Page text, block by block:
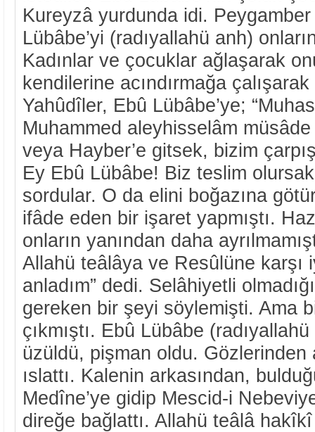
Kureyzâ yurdunda idi.
Lübâbe’yi (radıyallahü anh)
Kadınlar ve çocuklar ağlaşarak
kendilerine acındırmağa
Yahûdîler, Ebû Lübâbe’ye;
Muhammed aleyhisselâm müsâde
veya Hayber’e gitsek, bizim
Ey Ebû Lübâbe! Biz teslim
sordular. O da elini boğazına
ifâde eden bir işaret yapmıştı.
onların yanından daha
Allahü teâlâya ve Resûlüne karşı
anladım” dedi. Selâhiyetli
gereken bir şeyi söylemişti. Ama
çıkmıştı. Ebû Lübâbe
üzüldü, pişman oldu. Gözlerinden
ıslattı. Kalenin arkasından,
Medîne’ye gidip Mescid-i
direğe bağlattı. Allahü teâlâ